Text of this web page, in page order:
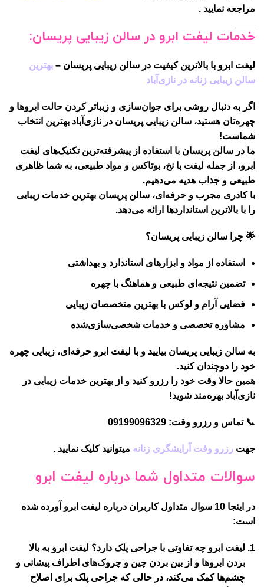
مراجعه نمایید .
خدمات لیفت ابرو در سالن زیبایی پریسان:
لیفت ابرو با بالاترین کیفیت در سالن زیبایی پریسان – بهترین
سالن زیبایی زنانه در نازی‌آباد
اگر به دنبال روشی برای جوان‌سازی و زیباتر کردن حالت ابروها و
چهره‌تان هستید، سالن زیبایی پریسان در نازی‌آباد بهترین انتخاب
شماست!
ما در سالن پریسان با استفاده از پیشرفته‌ترین تکنیک‌های لیفت
ابرو، از جمله لیفت با نخ، بوتاکس و مواد طبیعی، به شما ظاهری
طبیعی و جذاب هدیه می‌دهیم.
با کادری مجرب و حرفه‌ای، سالن پریسان بهترین خدمات زیبایی
را با بالاترین استانداردها ارائه می‌دهد.
🌟 چرا سالن زیبایی پریسان؟
استفاده از مواد و ابزارهای استاندارد و بهداشتی
تضمین نتیجه‌ای طبیعی و هماهنگ با چهره
فضایی آرام و لوکس با بهترین متخصصان زیبایی
مشاوره تخصصی و خدمات شخصی‌سازی‌شده
به سالن زیبایی پریسان بیایید و با لیفت ابرو حرفه‌ای، زیبایی چهره
خود را دوچندان کنید.
همین حالا وقت خود را رزرو کنید و از بهترین خدمات زیبایی در
نازی‌آباد بهره‌مند شوید!
📞تماس و رزرو وقت: 09199096329
جهت رزرو وقت آرایشگری زنانه میتوانید کلیک نمایید .
سوالات متداول شما درباره لیفت ابرو
در اینجا 10 سوال متداول کاربران درباره لیفت ابرو آورده شده
است:
لیفت ابرو چه تفاوتی با جراحی پلک دارد؟ لیفت ابرو به بالا
بردن ابروها و از بین بردن چین و چروک‌های اطراف پیشانی و
چشم‌ها کمک می‌کند، در حالی که جراحی پلک برای اصلاح